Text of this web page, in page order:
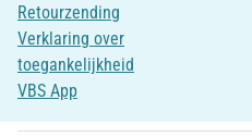
Retourzending
Verklaring over
toegankelijkheid
VBS App